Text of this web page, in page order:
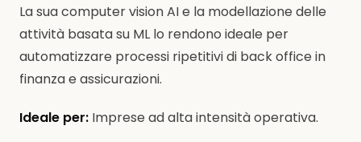
La sua computer vision AI e la modellazione delle
attività basata su ML lo rendono ideale per
automatizzare processi ripetitivi di back office in
finanza e assicurazioni.
Ideale per: Imprese ad alta intensità operativa.